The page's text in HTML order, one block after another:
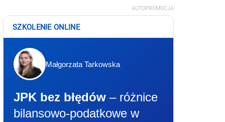
AUTOPROMOCJA
SZKOLENIE ONLINE
Małgorzata Tarkowska
JPK bez błędów – różnice
bilansowo-podatkowe w